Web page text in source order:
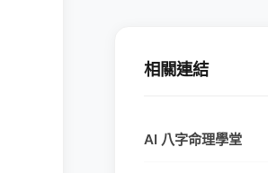
相關連結
AI 八字命理學堂